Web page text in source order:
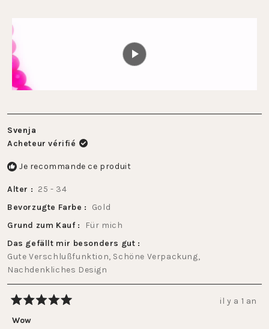
Svenja
Acheteur vérifié
Je recommande ce produit
Alter
25 - 34
Bevorzugte Farbe
Gold
Grund zum Kauf
Für mich
Das gefällt mir besonders gut
Gute Verschlußfunktion, Schöne Verpackung,
Nachdenkliches Design
5
il y a 1 an
Wow